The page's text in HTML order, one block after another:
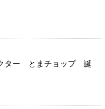
ター とまチョップ 誕